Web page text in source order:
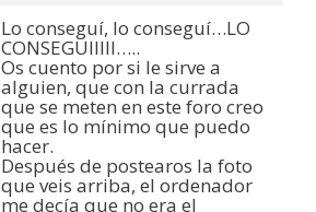
Lo conseguí, lo conseguí…LO
CONSEGUIIIII…..
Os cuento por si le sirve a
alguien, que con la currada
que se meten en este foro creo
que es lo mínimo que puedo
hacer.
Después de postearos la foto
que veis arriba, el ordenador
me decía que no era el